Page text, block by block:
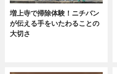
増上寺で掃除体験！ニチバン
が伝える手をいたわることの
大切さ